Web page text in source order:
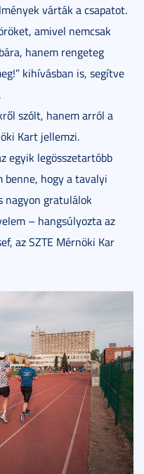
várták a csapatot.
amivel nemcsak
hanem rengeteg
kihívásban is, segítve
szólt, hanem arról a
Kart jellemzi.
egyik legösszetartóbb
benne, hogy a tavalyi
nagyon gratulálok
– hangsúlyozta az
az SZTE Mérnöki Kar